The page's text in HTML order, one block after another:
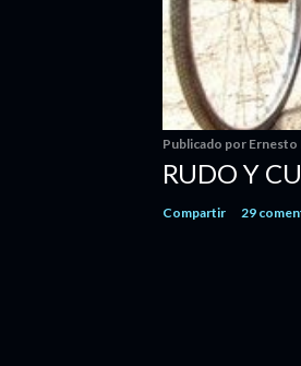
Publicado por Ernesto
RUDO Y
Compartir 29